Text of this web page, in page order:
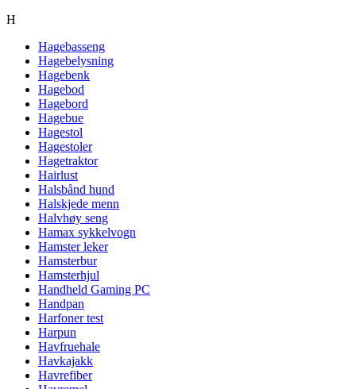
H
Hagebasseng
Hagebelysning
Hagebenk
Hagebod
Hagebord
Hagebue
Hagestol
Hagestoler
Hagetraktor
Hairlust
Halsbånd hund
Halskjede menn
Halvhøy seng
Hamax sykkelvogn
Hamster leker
Hamsterbur
Hamsterhjul
Handheld Gaming PC
Handpan
Harfoner test
Harpun
Havfruehale
Havkajakk
Havrefiber